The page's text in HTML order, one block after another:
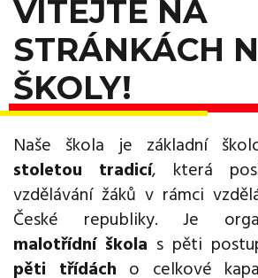
VÍTEJTE NA
STRÁNKÁCH
ŠKOLY!
Naše škola je základní
stoletou tradicí, která
vzdělávání žáků v rámci
České republiky. Je
malotřídní škola s pěti
pěti třídách o celkové